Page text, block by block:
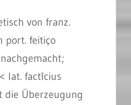
von franz.
port. feitiço
lat. factīcius
die Überzeugung